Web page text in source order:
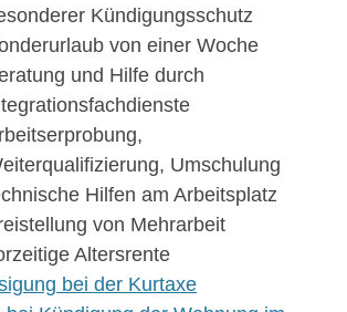
Kündigungsschutz
von einer Woche
und Hilfe durch
Umschulung
Hilfen am Arbeitsplatz
von Mehrarbeit
Altersrente
bei der Kurtaxe